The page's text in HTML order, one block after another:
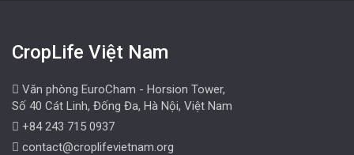
CropLife Việt Nam
Văn phòng EuroCham - Horsion Tower,
Số 40 Cát Linh, Đống Đa, Hà Nội, Việt Nam
+84 243 715 0937
contact@croplifevietnam.org